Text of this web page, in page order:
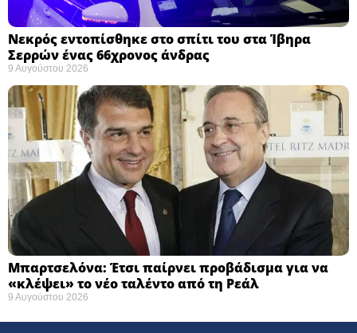
Νεκρός εντοπίσθηκε στο σπίτι του στα Ίβηρα
Σερρών ένας 66χρονος άνδρας
9 Αυγούστου 2026
Μπαρτσελόνα: Έτσι παίρνει προβάδισμα για να
«κλέψει» το νέο ταλέντο από τη Ρεάλ
9 Αυγούστου 2026